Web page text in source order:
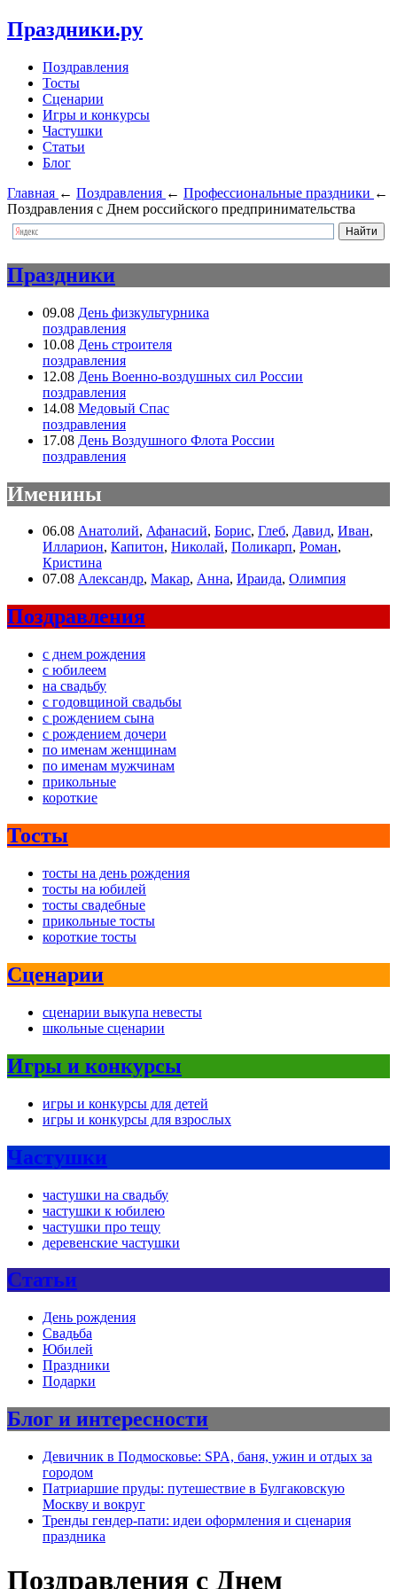
Праздники.ру
Поздравления
Тосты
Сценарии
Игры и конкурсы
Частушки
Статьи
Блог
Главная ← Поздравления ← Профессиональные праздники ←
Поздравления с Днем российского предпринимательства
Праздники
09.08 День физкультурника
поздравления
10.08 День строителя
поздравления
12.08 День Военно-воздушных сил России
поздравления
14.08 Медовый Спас
поздравления
17.08 День Воздушного Флота России
поздравления
Именины
06.08 Анатолий, Афанасий, Борис, Глеб, Давид, Иван,
Илларион, Капитон, Николай, Поликарп, Роман,
Кристина
07.08 Александр, Макар, Анна, Ираида, Олимпия
Поздравления
с днем рождения
с юбилеем
на свадьбу
с годовщиной свадьбы
с рождением сына
с рождением дочери
по именам женщинам
по именам мужчинам
прикольные
короткие
Тосты
тосты на день рождения
тосты на юбилей
тосты свадебные
прикольные тосты
короткие тосты
Сценарии
сценарии выкупа невесты
школьные сценарии
Игры и конкурсы
игры и конкурсы для детей
игры и конкурсы для взрослых
Частушки
частушки на свадьбу
частушки к юбилею
частушки про тещу
деревенские частушки
Статьи
День рождения
Свадьба
Юбилей
Праздники
Подарки
Блог и интересности
Девичник в Подмосковье: SPA, баня, ужин и отдых за
городом
Патриаршие пруды: путешествие в Булгаковскую
Москву и вокруг
Тренды гендер-пати: идеи оформления и сценария
праздника
Поздравления с Днем